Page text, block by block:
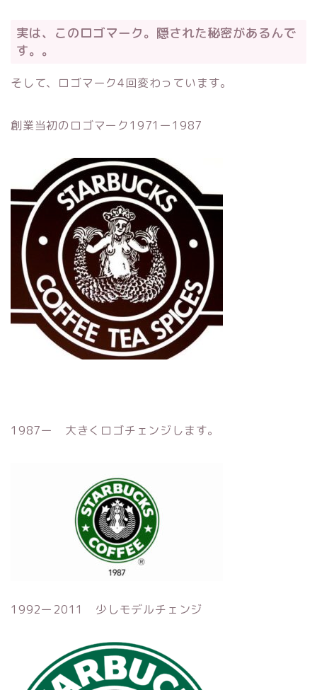
実は、このロゴマーク。隠された秘密があるんで
す。。
そして、ロゴマーク4回変わっています。
創業当初のロゴマーク1971ー1987
1987ー 大きくロゴチェンジします。
1992ー2011 少しモデルチェンジ